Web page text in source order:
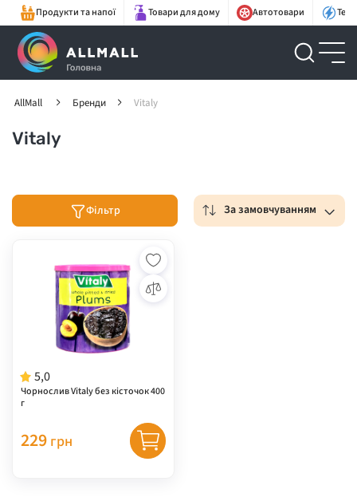
Продукти та напої Товари для дому Автотовари
AllMall Бренди Vitaly
Vitaly
Фільтр За замовчуванням
5,0
Чорнослив Vitaly без кісточок 400
г
229 грн